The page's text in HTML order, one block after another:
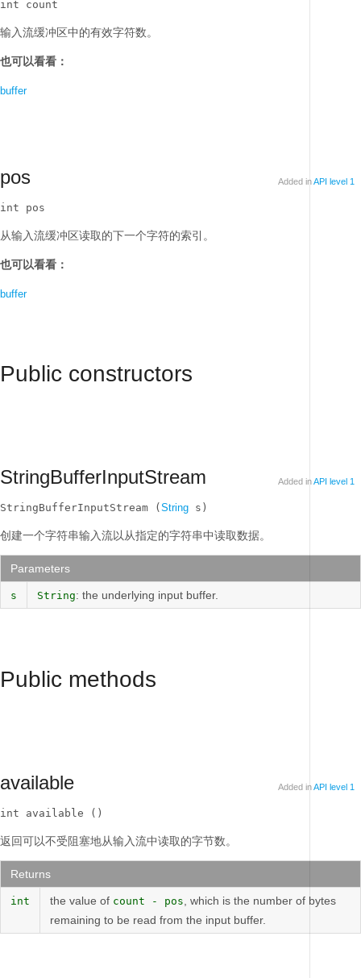
int count
输入流缓冲区中的有效字符数。
也可以看看：
buffer
pos Added inAPI level 1
int pos
从输入流缓冲区读取的下一个字符的索引。
也可以看看：
buffer
Public constructors
StringBufferInputStream Added inAPI level 1
StringBufferInputStream ( String s)
创建一个字符串输入流以从指定的字符串中读取数据。
Parameters
s String: the underlying input buffer.
Public methods
available Added inAPI level 1
int available ()
返回可以不受阻塞地从输入流中读取的字节数。
Returns
int the value of count - pos , which is the number of bytes
remaining to be read from the input buffer.